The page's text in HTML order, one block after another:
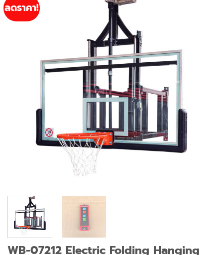
ลดราคา!
WB-07212 Electric Folding Hanging